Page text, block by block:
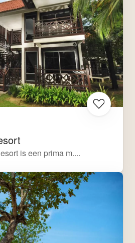
is een prima m....